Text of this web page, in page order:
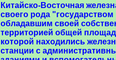
[
q
]
Китайско-Восточная
своего рода "государством
обладавшим своей
территорией общей
которой находились
станции с